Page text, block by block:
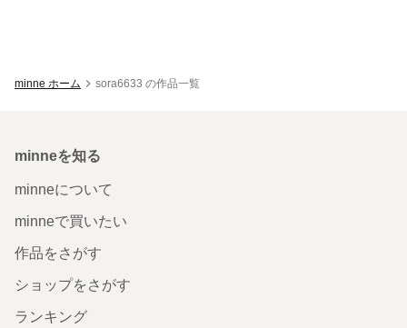
minne ホーム sora6633 の作品一覧
minneを知る
minneについて
minneで買いたい
作品をさがす
ショップをさがす
ランキング